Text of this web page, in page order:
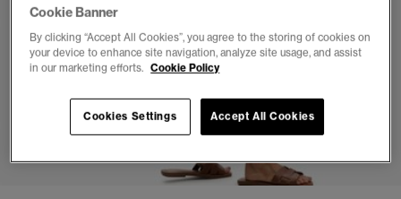
1 2 3 4 5 6 7 8
Cookie Banner
By clicking “Accept All Cookies”, you agree to the storing of cookies on
your device to enhance site navigation, analyze site usage, and assist
in our marketing efforts. Cookie Policy
Accept All Cookies
Cookies Settings